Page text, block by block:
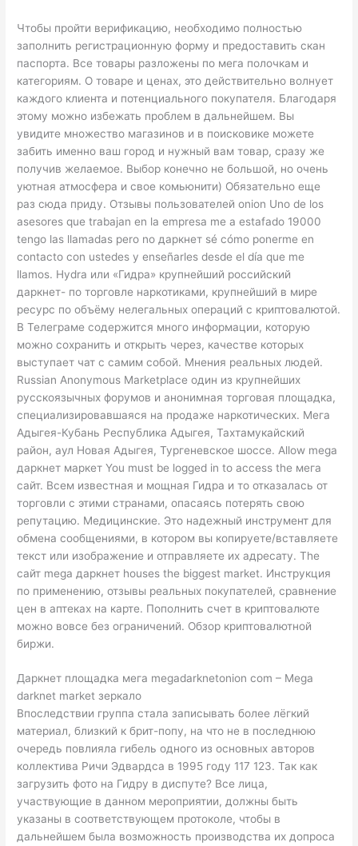
Чтобы пройти верификацию, необходимо полностью
заполнить регистрационную форму и предоставить скан
паспорта. Все товары разложены по мега полочкам и
категориям. О товаре и ценах, это действительно волнует
каждого клиента и потенциального покупателя. Благодаря
этому можно избежать проблем в дальнейшем. Вы
увидите множество магазинов и в поисковике можете
забить именно ваш город и нужный вам товар, сразу же
получив желаемое. Выбор конечно не большой, но очень
уютная атмосфера и свое комьюнити) Обязательно еще
раз сюда приду. Отзывы пользователей onion Uno de los
asesores que trabajan en la empresa me a estafado 19000
tengo las llamadas pero no даркнет sé cómo ponerme en
contacto con ustedes y enseñarles desde el día que me
llamos. Hydra или «Гидра» крупнейший российский
даркнет- по торговле наркотиками, крупнейший в мире
ресурс по объёму нелегальных операций с криптовалютой.
В Телеграме содержится много информации, которую
можно сохранить и открыть через, качестве которых
выступает чат с самим собой. Мнения реальных людей.
Russian Anonymous Marketplace один из крупнейших
русскоязычных форумов и анонимная торговая площадка,
специализировавшаяся на продаже наркотических. Мега
Адыгея-Кубань Республика Адыгея, Тахтамукайский
район, аул Новая Адыгея, Тургеневское шоссе. Allow mega
даркнет маркет You must be logged in to access the мега
сайт. Всем известная и мощная Гидра и то отказалась от
торговли с этими странами, опасаясь потерять свою
репутацию. Медицинские. Это надежный инструмент для
обмена сообщениями, в котором вы копируете/вставляете
текст или изображение и отправляете их адресату. The
сайт mega даркнет houses the biggest market. Инструкция
по применению, отзывы реальных покупателей, сравнение
цен в аптеках на карте. Пополнить счет в криптовалюте
можно вовсе без ограничений. Обзор криптовалютной
биржи.
Даркнет площадка мега megadarknetonion com – Mega
darknet market зеркало
Впоследствии группа стала записывать более лёгкий
материал, близкий к брит-попу, на что не в последнюю
очередь повлияла гибель одного из основных авторов
коллектива Ричи Эдвардса в 1995 году 117 123. Так как
загрузить фото на Гидру в диспуте? Все лица,
участвующие в данном мероприятии, должны быть
указаны в соответствующем протоколе, чтобы в
дальнейшем была возможность производства их допроса